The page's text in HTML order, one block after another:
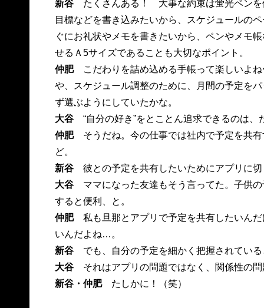
新谷 たくさんある！ 大事な約束は蛍光ペン
目標などを書き込みたいから、スケジュールの
ぐにお礼状やメモを書きたいから、ペンやメモ
せるＡ5サイズであることも大切なポイント。
仲肥
こだわりを詰め込める手帳って楽しいよ
や、スケジュール調整のために、月間の予定を
ず選ぶようにしていたかな。
大谷 “自分の好き”をとことん追求できるのは
仲肥 そうだね。今の仕事では社内で予定を共
ど。
新谷 彼との予定を共有したいためにアプリに
大谷 ママになった友達もそう言ってた。子供
すると便利、と。
仲肥 私も旦那とアプリで予定を共有したいん
いんだよね…。
新谷 でも、自分の予定を細かく把握されてい
大谷 それはアプリの問題ではなく、関係性の
新谷・仲肥 たしかに！（笑）